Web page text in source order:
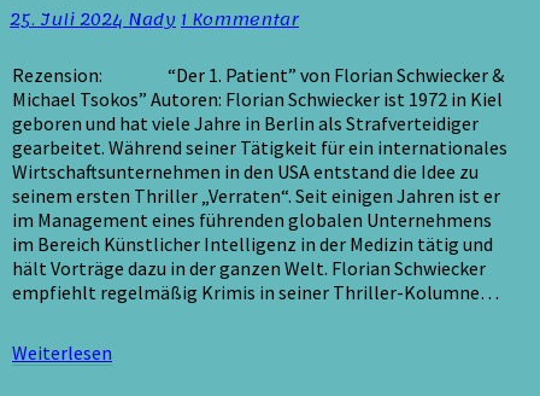
Florian
&
Michael
Tsokos
/
Rezension
25. Juli 2024NadyKommentare
1 Kommentar
Rezension: “Der 1. Patient” von Florian Schwiecker &
Michael Tsokos” Autoren: Florian Schwiecker ist 1972 in Kiel
geboren und hat viele Jahre in Berlin als Strafverteidiger
gearbeitet. Während seiner Tätigkeit für ein internationales
Wirtschaftsunternehmen in den USA entstand die Idee zu
seinem ersten Thriller „Verraten“. Seit einigen Jahren ist er
im Management eines führenden globalen Unternehmens
im Bereich Künstlicher Intelligenz in der Medizin tätig und
hält Vorträge dazu in der ganzen Welt. Florian Schwiecker
empfiehlt regelmäßig Krimis in seiner Thriller-Kolumne…
Weiterlesen